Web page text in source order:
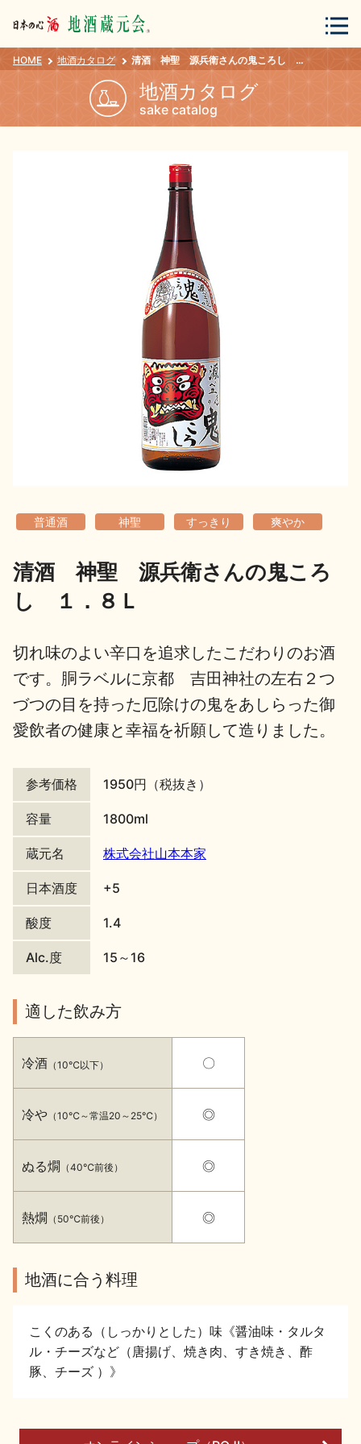
会員登録 ログイン
地酒カタログ
地酒解体新書
日本酒の楽しみ方特集
地酒・イベント情報
イベント情報TOP 新商品・おすすめ商品
季節の商品 イベント情報
地酒蔵元会WEB展示会 地酒蔵元会利酒会
地酒蔵元会とは
HOME 地酒カタログ 清酒 神聖 源兵衛さんの鬼ころし １．８Ｌ
地酒カタログ
sake catalog
普通酒 神聖 すっきり 爽やか
清酒 神聖 源兵衛さんの鬼ころ
し １．８Ｌ
切れ味のよい辛口を追求したこだわりのお酒
です。胴ラベルに京都 吉田神社の左右２つ
づつの目を持った厄除けの鬼をあしらった御
愛飲者の健康と幸福を祈願して造りました。
参考価格 1950円（税抜き）
容量 1800ml
蔵元名 株式会社山本本家
日本酒度 +5
酸度 1.4
Alc.度 15～16
適した飲み方
冷酒 （10℃以下）
冷や （10℃～常温20～25℃）
ぬる燗 （40℃前後）
熱燗 （50℃前後）
〇
◎
◎
◎
地酒に合う料理
こくのある（しっかりとした）味《醤油味・タルタ
ル・チーズなど（唐揚げ、焼き肉、すき焼き、酢
豚、チーズ ）》